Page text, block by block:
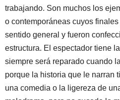
trabajando. Son muchos los
o contemporáneas cuyos
sentido general y fueron
estructura. El espectador tiene
siempre será reparado cuando
porque la historia que le narran
una comedia o la ligereza de